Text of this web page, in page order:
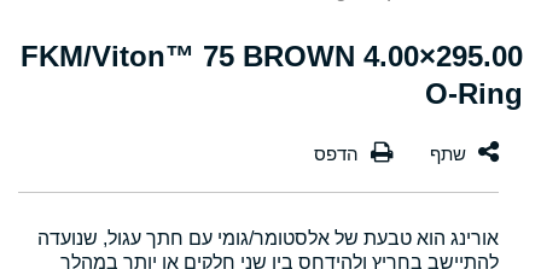
295.00×4.00 FKM/Viton™ 75 BROWN
O-Ring
אורינג הוא טבעת של אלסטומר/גומי עם חתך עגול, שנועדה
להתיישב בחריץ ולהידחס בין שני חלקים או יותר במהלך